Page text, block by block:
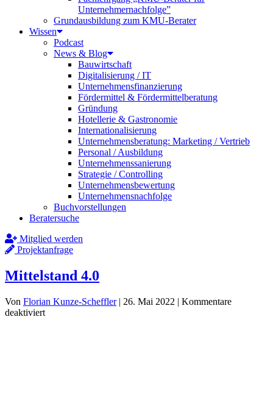
Unternehmernachfolge”
Grundausbildung zum KMU-Berater
Wissen
Podcast
News & Blog
Bauwirtschaft
Digitalisierung / IT
Unternehmensfinanzierung
Fördermittel & Fördermittelberatung
Gründung
Hotellerie & Gastronomie
Internationalisierung
Unternehmensberatung: Marketing / Vertrieb
Personal / Ausbildung
Unternehmenssanierung
Strategie / Controlling
Unternehmensbewertung
Unternehmensnachfolge
Buchvorstellungen
Beratersuche
Mitglied werden
Projektanfrage
Mittelstand 4.0
Von Florian Kunze-Scheffler| 26. Mai 2022 | Kommentare
deaktiviertfür